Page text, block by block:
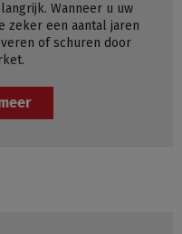
Wanneer u uw
zeker een aantal jaren
of schuren door